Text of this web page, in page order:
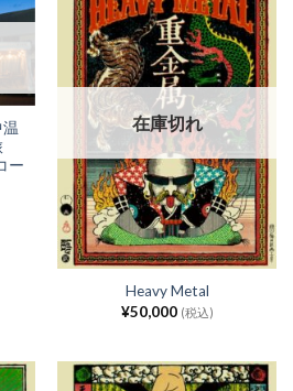
温
ー
在庫切れ
Heavy Metal
¥50,000 (税込)